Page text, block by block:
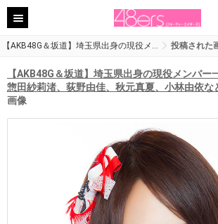
【AKB48G＆坂道】埼玉県出身の現役メ… 投稿された
【AKB48G＆坂道】埼玉県出身の現役メンバ
惣田紗莉渚、荻野由佳、秋元真夏、小林由依な
画像